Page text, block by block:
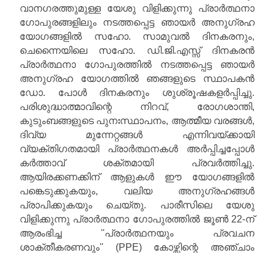
വാനഗരത്തുമുള്ള യേശു വിളിക്കുന്നു പ്രാർത്ഥനാ
ഗോപുരങ്ങളിലും നടത്തപ്പെട്ട ഞായർ അനുഗ്രഹ
യോഗങ്ങളിൽ സഹോ. സാമുവൽ ദിനകരനും,
ചെന്നൈയിലെ സഹോ. ഡി.ജി.എസ്സ് ദിനകരൻ
പ്രാർത്ഥനാ ഗോപുരത്തിൽ നടത്തപ്പെട്ട ഞായർ
അനുഗ്രഹ യോഗത്തിൽ ഞങ്ങളുടെ സ്ഥാപകൻ
ഡോ. പോൾ ദിനകരനും ശുശ്രൂഷകളർപ്പിച്ചു.
പരിശുദ്ധാത്മാവിന്റെ നിറവ്, രോഗശാന്തി,
കുടുംബങ്ങളുടെ പുനഃസ്ഥാപനം, ആത്മീയ വരങ്ങൾ,
ദിവ്യ മുന്നേറ്റങ്ങൾ എന്നിവയ്ക്കായി
വ്യക്തിഗതമായി പ്രാർത്ഥനകൾ അർപ്പിച്ചപ്പോൾ
കർത്താവ് ശക്തമായി പ്രവർത്തിച്ചു.
ആയിരക്കണക്കിന് ആളുകൾ ഈ യോഗങ്ങളിൽ
പങ്കെടുക്കുകയും, വലിയ അനുഗ്രഹങ്ങൾ
പ്രാപിക്കുകയും ചെയ്തു. പാരീസിലെ യേശു
വിളിക്കുന്നു പ്രാർത്ഥനാ ഗോപുരത്തിൽ ജൂൺ 22-ന്
ആരംഭിച്ച ''പ്രാർത്ഥനയും പ്രവചന
ശാക്തീകരണവും'' (PPE) കോഴ്സിന്റെ അഞ്ചാം